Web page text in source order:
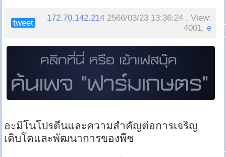
tweet
172.70.142.214 2566/03/23 13:36:24 , View:
4001,e
อะมิโนโปรตีนและความสำคัญต่อการเจริญ
เติบโตและพัฒนาการของพืช